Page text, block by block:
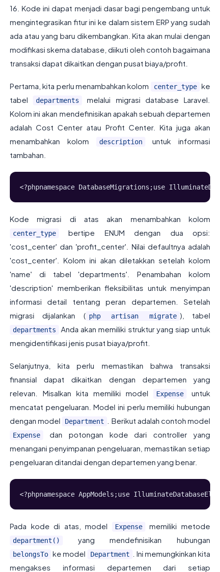
16. Kode ini dapat menjadi dasar bagi pengembang untuk
mengintegrasikan fitur ini ke dalam sistem ERP yang sudah
ada atau yang baru dikembangkan. Kita akan mulai dengan
modifikasi skema database, diikuti oleh contoh bagaimana
transaksi dapat dikaitkan dengan pusat biaya/profit.
Pertama, kita perlu menambahkan kolom center_type ke
tabel
departments
melalui migrasi database Laravel.
Kolom ini akan mendefinisikan apakah sebuah departemen
adalah Cost Center atau Profit Center. Kita juga akan
menambahkan kolom
description
untuk informasi
tambahan.
<?phpnamespace DatabaseMigrations;use
Kode migrasi di atas akan menambahkan kolom
center_type
bertipe ENUM dengan dua opsi:
'cost_center' dan 'profit_center'. Nilai defaultnya adalah
'cost_center'. Kolom ini akan diletakkan setelah kolom
'name' di tabel 'departments'. Penambahan kolom
'description' memberikan fleksibilitas untuk menyimpan
informasi detail tentang peran departemen. Setelah
migrasi dijalankan ( php artisan migrate ), tabel
departments
Anda akan memiliki struktur yang siap untuk
mengidentifikasi jenis pusat biaya/profit.
Selanjutnya, kita perlu memastikan bahwa transaksi
finansial dapat dikaitkan dengan departemen yang
relevan. Misalkan kita memiliki model
Expense
untuk
mencatat pengeluaran. Model ini perlu memiliki hubungan
dengan model
Department . Berikut adalah contoh model
Expense
dan potongan kode dari controller yang
menangani penyimpanan pengeluaran, memastikan setiap
pengeluaran ditandai dengan departemen yang benar.
<?phpnamespace AppModels;use
Pada kode di atas, model Expense memiliki metode
department() yang mendefinisikan hubungan
belongsTo ke model Department
. Ini memungkinkan kita
mengakses informasi departemen dari setiap